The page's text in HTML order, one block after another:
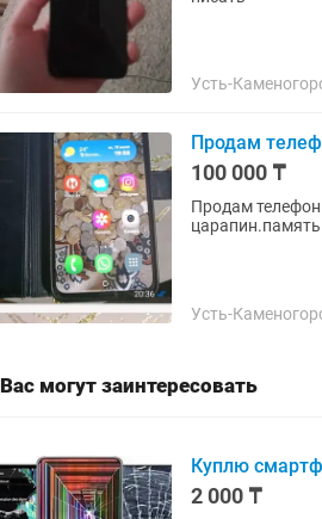
Усть-
Продам
100 000 ₸
Продам телефон
Усть-
Вас могут заинтересовать
Куплю
2 000 ₸